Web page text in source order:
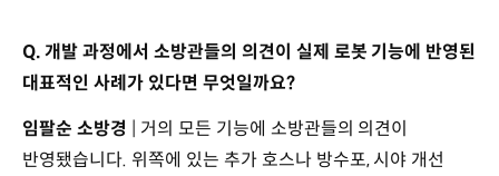
Q. 개발 과정에서 소방관들의 의견이 실제 로봇 기능에 반영된
대표적인 사례가 있다면 무엇일까요?
임팔순 소방경 | 거의 모든 기능에 소방관들의 의견이
반영됐습니다. 위쪽에 있는 추가 호스나 방수포, 시야 개선